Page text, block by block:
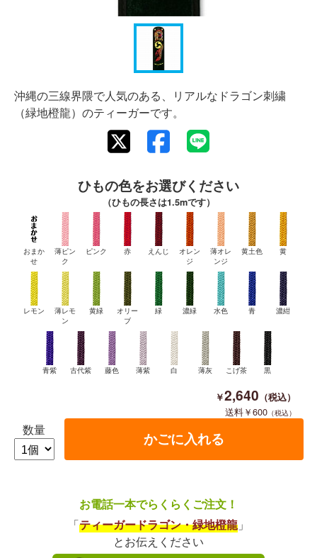
沖縄の三線界隈で人気のある、リアルなドラゴン刺繍
（緑地橙龍）のティーガーです。
ひもの色をお選びください
（ひもの長さは1.5mです）
おまか
せ
薄ピン
ク
ピンク 赤 えんじ
オレン
ジ
薄オレ
ンジ
黄土色 黄
レモン
薄レモ
ン
黄緑
オリー
ブ
緑 濃緑 水色 青 濃紺
青紫 古代紫 藤色 薄紫 白 薄灰 こげ茶 黒
2,640
600
数量
お電話一本でらくらくご注文！
「ティーガードラゴン・緑地橙龍 」
とお伝えください